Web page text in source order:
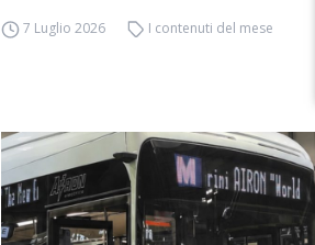
7 Luglio 2026 I contenuti del mese